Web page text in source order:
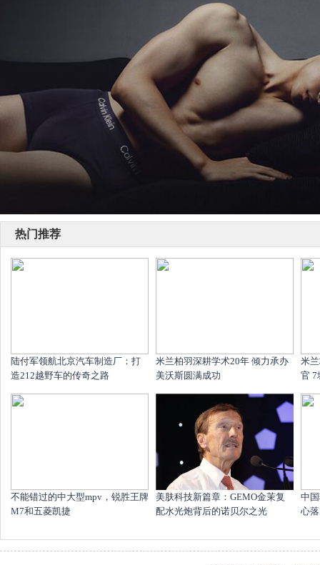
热门推荐
陆付军领航北京汽车制造厂：打
造212越野车的传奇之路
米兰柏羽深耕学术20年 倾力承办
美沃斯圆满成功
米
官 7
不能错过的中大型mpv，锐胜王牌
M7和五菱凯捷
美肤科技新篇章：GEMO金茉复
配水光炮背后的诺贝尔之光
中
心